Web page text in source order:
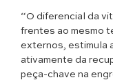
“O diferencial da
frentes ao mesmo
externos, estimula
ativamente da
peça-chave na